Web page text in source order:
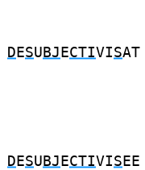
D ESU BJ ECTIVISAT
D ESU BJ ECTIVIS EE